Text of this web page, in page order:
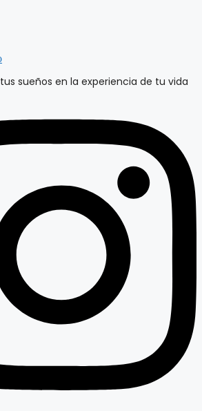
sueños en la experiencia de tu vida